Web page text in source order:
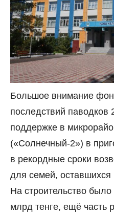
Большое внимание
последствий паводков
поддержке в
(«Солнечный-2») в
в рекордные сроки
для семей,
На строительство
млрд тенге, ещё часть